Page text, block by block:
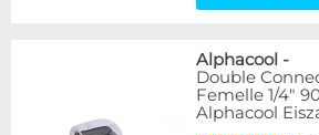
Alphacool -
Double
Femelle 1/4"
Alphacool